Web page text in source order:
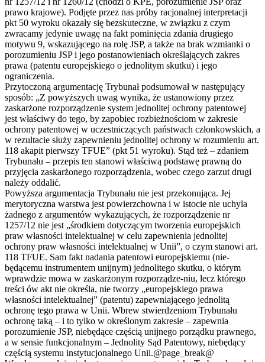
prawo krajowe). Podjęte przez nas próby racjonalnej interpretacji
pkt 50 wyroku okazały się bezskuteczne, w związku z czym
zwracamy jedynie uwagę na fakt pominięcia zdania drugiego
motywu 9, wskazującego na rolę JSP, a także na brak wzmianki o
porozumieniu JSP i jego postanowieniach określających zakres
prawa (patentu europejskiego o jednolitym skutku) i jego
ograniczenia.
Przytoczoną argumentację Trybunał podsumował w następujący
sposób: „Z powyższych uwag wynika, że ustanowiony przez
zaskarżone rozporządzenie system jednolitej ochrony patentowej
jest właściwy do tego, by zapobiec rozbieżnościom w zakresie
ochrony patentowej w uczestniczących państwach członkowskich, a
w rezultacie służy zapewnieniu jednolitej ochrony w rozumieniu art.
118 akapit pierwszy TFUE” (pkt 51 wyroku). Stąd też – zdaniem
Trybunału – przepis ten stanowi właściwą podstawę prawną do
przyjęcia zaskarżonego rozporządzenia, wobec czego zarzut drugi
należy oddalić.
Powyższa argumentacja Trybunału nie jest przekonująca. Jej
merytoryczna warstwa jest powierzchowna i w istocie nie uchyla
żadnego z argumentów wykazujących, że rozporządzenie nr
1257/12 nie jest „środkiem dotyczącym tworzenia europejskich
praw własności intelektualnej w celu zapewnienia jednolitej
ochrony praw własności intelektualnej w Unii”, o czym stanowi art.
118 TFUE. Sam fakt nadania patentowi europejskiemu (nie-
będącemu instrumentem unijnym) jednolitego skutku, o którym
wprawdzie mowa w zaskarżonym rozporządze-niu, lecz którego
treści ów akt nie określa, nie tworzy „europejskiego prawa
własności intelektualnej” (patentu) zapewniającego jednolitą
ochronę tego prawa w Unii. Wbrew stwierdzeniom Trybunału
ochronę taką – i to tylko w określonym zakresie – zapewnia
porozumienie JSP, niebędące częścią unijnego porządku prawnego,
a w sensie funkcjonalnym – Jednolity Sąd Patentowy, niebędący
częścią systemu instytucjonalnego Unii.@page_break@